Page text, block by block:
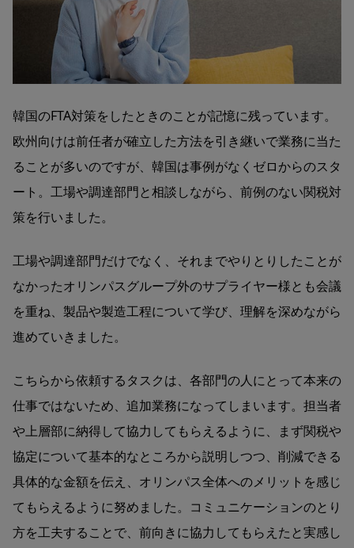
韓国のFTA対策をしたときのことが記憶に残っています。
欧州向けは前任者が確立した方法を引き継いで業務に当た
ることが多いのですが、韓国は事例がなくゼロからのスタ
ート。工場や調達部門と相談しながら、前例のない関税対
策を行いました。
工場や調達部門だけでなく、それまでやりとりしたことが
なかったオリンパスグループ外のサプライヤー様とも会議
を重ね、製品や製造工程について学び、理解を深めながら
進めていきました。
こちらから依頼するタスクは、各部門の人にとって本来の
仕事ではないため、追加業務になってしまいます。担当者
や上層部に納得して協力してもらえるように、まず関税や
協定について基本的なところから説明しつつ、削減できる
具体的な金額を伝え、オリンパス全体へのメリットを感じ
てもらえるように努めました。コミュニケーションのとり
方を工夫することで、前向きに協力してもらえたと実感し